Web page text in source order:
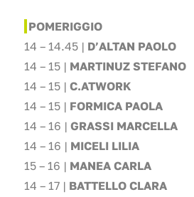
POMERIGGIO
14 – 14.45 | D’ALTAN PAOLO
14 – 15 | MARTINUZ STEFANO
14 – 15 | C.ATWORK
14 – 15 | FORMICA PAOLA
14 – 16 | GRASSI MARCELLA
14 – 16 | MICELI LILIA
15 – 16 | MANEA CARLA
14 – 17 | BATTELLO CLARA